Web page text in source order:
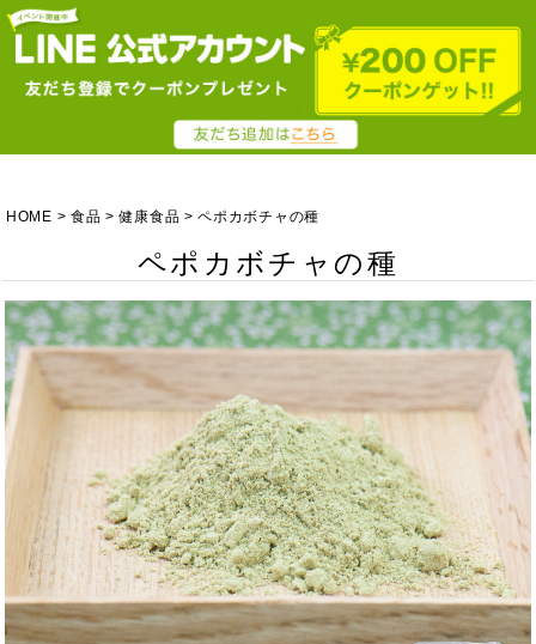
HOME 食品 健康食品 ペポカボチャの種
ペポカボチャの種